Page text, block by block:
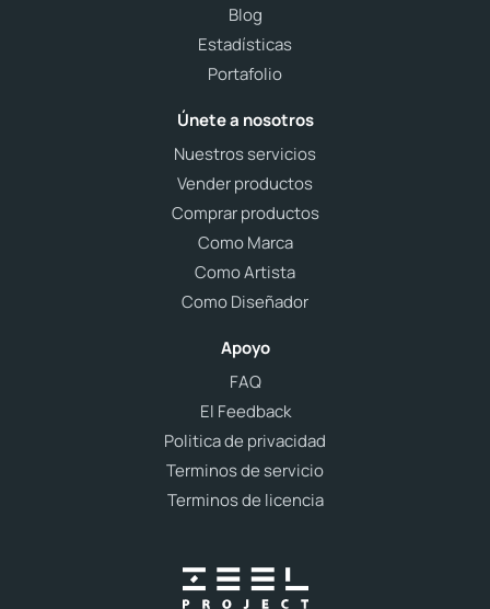
Blog
Estadísticas
Portafolio
Únete a nosotros
Nuestros servicios
Vender productos
Comprar productos
Como Marca
Como Artista
Como Diseñador
Apoyo
FAQ
El Feedback
Politica de privacidad
Terminos de servicio
Terminos de licencia